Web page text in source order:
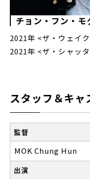
チョン・フン・
2021年 <ザ・ウェイク
2021年 <ザ・シャッ
スタッフ＆キャ
監督
MOK Chung Hun
出演